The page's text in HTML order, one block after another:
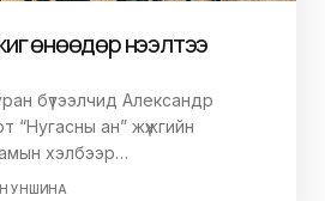
өнөөдөр нээлтээ
бүтээлчид Александр
“Нугасны ан” жүжгийн
хэлбээр…
УНШИНА